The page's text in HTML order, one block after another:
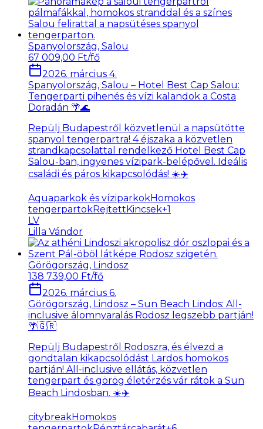
Spanyolország, Salou
67 009,00 Ft/fő
2026. március 4.
Spanyolország, Salou – Hotel Best Cap Salou:
Tengerparti pihenés és vízi kalandok a Costa
Doradán 🌴🌊
Repülj Budapestről közvetlenül a napsütötte
spanyol tengerpartra! 4 éjszaka a közvetlen
strandkapcsolattal rendelkező Hotel Best Cap
Salou-ban, ingyenes vízipark-belépővel. Ideális
családi és páros kikapcsolódás! ☀️✈️
Aquaparkok és víziparkokHomokos
tengerpartokRejtettKincsek+1
LV
Lilla Vándor
Görögország, Lindosz
138 739,00 Ft/fő
2026. március 6.
Görögország, Lindosz – Sun Beach Lindos: All-
inclusive álomnyaralás Rodosz legszebb partján!
🌴🇬🇷
Repülj Budapestről Rodoszra, és élvezd a
gondtalan kikapcsolódást Lardos homokos
partján! All-inclusive ellátás, közvetlen
tengerpart és görög életérzés vár rátok a Sun
Beach Lindosban. ☀️✈️
citybreakHomokos